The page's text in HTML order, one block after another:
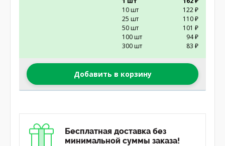
10 шт
122 ₽
25 шт
110 ₽
50 шт
101 ₽
100 шт
94 ₽
300 шт
83 ₽
Добавить в корзину
Бесплатная доставка без
минимальной суммы заказа!